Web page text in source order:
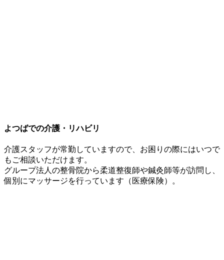
よつばでの介護・リハビリ
介護スタッフが常勤していますので、お困りの際にはいつで
もご相談いただけます。
グループ法人の整骨院から柔道整復師や鍼灸師等が訪問し、
個別にマッサージを行っています（医療保険）。